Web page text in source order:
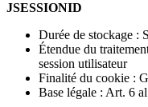
JSESSIONID
Durée de stockage :
Étendue du
session utilisateur
Finalité du cookie :
Base légale : Art. 6